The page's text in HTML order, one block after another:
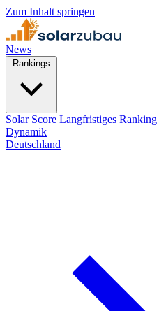
Zum Inhalt springen
News
Solar Score Langfristiges Ranking
Dynamik
Deutschland